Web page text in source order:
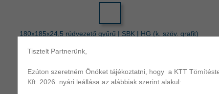
180x185x24,5 rúdvezető gyűrű | SBK | HG (k. szöv. grafit)
Kérjen ajánlatot! Hasonló termékek
Tisztelt Partnerünk,
Ezúton szeretném Önöket tájékoztatni, hogy a KTT
Kft. 2026. nyári leállása az alábbiak szerint alakul: